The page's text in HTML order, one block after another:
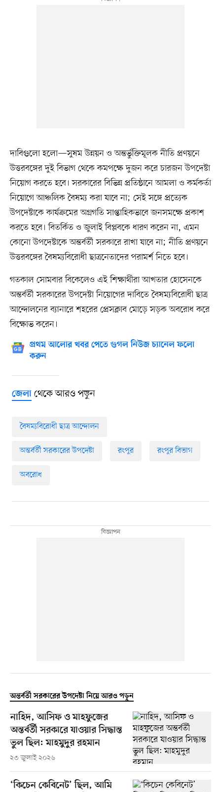
দাবিগুলো হলো—সুষম উন্নয়ন ও অন্তর্ভুক্তিমূলক নীতি প্রণয়নে
উত্তরবঙ্গের দুই বিভাগ থেকে কমপক্ষে দুজন করে চারজন উপদেষ্টা
নিয়োগ করতে হবে। সরকারের বিভিন্ন প্রতিষ্ঠানে আমলা ও কর্মকর্তা
নিয়োগে আঞ্চলিক বৈষম্য করা যাবে না; সেই সঙ্গে প্রত্যেক
উপদেষ্টাকে কার্যক্রমের অগ্রগতি সাপ্তাহিকভাবে জনসমক্ষে প্রকাশ
করতে হবে। বিতর্কিত ও জুলাই বিপ্লবকে ধারণ করেন না, এমন
কোনো উপদেষ্টাকে অন্তর্বর্তী সরকারে রাখা যাবে না; নীতি প্রণয়নে
উত্তরবঙ্গের বৈষম্যবিরোধী ছাত্রনেতাদের পরামর্শ নিতে হবে।
গতকাল সোমবার বিকেলেও এই শিক্ষার্থীরা আখতার হোসেনকে
অন্তর্বর্তী সরকারের উপদেষ্টা নিয়োগের দাবিতে বৈষম্যবিরোধী ছাত্র
আন্দোলনের ব্যানারে শহরের প্রেসক্লাব মোড়ে সড়ক অবরোধ করে
বিক্ষোভ করেন।
প্রথম আলোর খবর পেতে গুগল নিউজ চ্যানেল ফলো
করুন
জেলাথেকে আরও পড়ুন
বৈষম্যবিরোধী ছাত্র আন্দোলন
অন্তর্বর্তী সরকারের উপদেষ্টা রংপুর রংপুর বিভাগ
অবরোধ
অন্তর্বর্তী সরকারের উপদেষ্টা নিয়ে আরও পড়ুন
নাহিদ, আসিফ ও মাহফুজের
অন্তর্বর্তী সরকারে যাওয়ার সিদ্ধান্ত
ভুল ছিল: মাহমুদুর রহমান
২৩ জুলাই ২০২৬
‘কিচেন কেবিনেট’ ছিল, আমি